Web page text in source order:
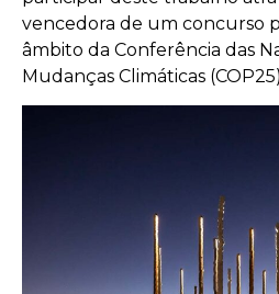
vencedora de um concurso
âmbito da Conferência das
Mudanças Climáticas (COP25)